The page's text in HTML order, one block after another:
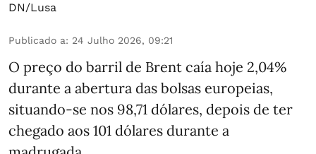
DN/Lusa
Publicado a: 24 Julho 2026, 09:21
O preço do barril de Brent caía hoje 2,04%
durante a abertura das bolsas europeias,
situando-se nos 98,71 dólares, depois de ter
chegado aos 101 dólares durante a